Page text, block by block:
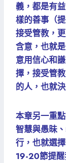
義，都是有
樣的善事（
接受管教，
含意，也就
意用信心和
擇，接受管
的人，也就
本章另一重
智慧與愚昧
行，也就選
19-20節提醒